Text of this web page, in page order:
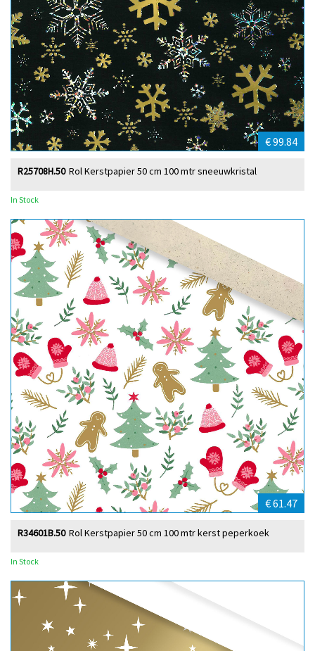
€ 99.84
Rol Kerstpapier 50 cm 100 mtr sneeuwkristal
R25708H.50
In Stock
€ 61.47
Rol Kerstpapier 50 cm 100 mtr kerst peperkoek
R34601B.50
In Stock